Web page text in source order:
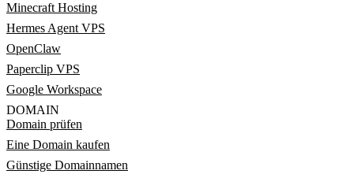
Minecraft Hosting
Hermes Agent VPS
OpenClaw
Paperclip VPS
Google Workspace
DOMAIN
Domain prüfen
Eine Domain kaufen
Günstige Domainnamen